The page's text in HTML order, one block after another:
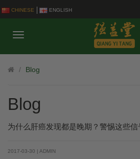
CHINESE ENGLISH
Blog
Blog
为什么肝癌发现都是晚期？警惕这些信
2017-03-30 | ADMIN